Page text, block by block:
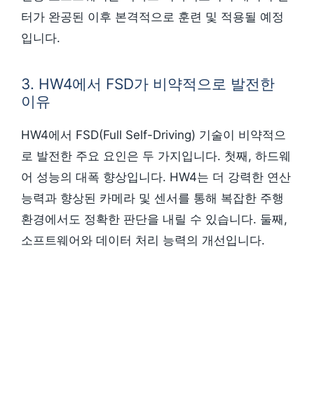
터가 완공된 이후 본격적으로 훈련 및 적용될 예정
입니다.
3. HW4에서 FSD가 비약적으로 발전한
이유
HW4에서 FSD(Full Self-Driving) 기술이 비약적으
로 발전한 주요 요인은 두 가지입니다. 첫째, 하드웨
어 성능의 대폭 향상입니다. HW4는 더 강력한 연산
능력과 향상된 카메라 및 센서를 통해 복잡한 주행
환경에서도 정확한 판단을 내릴 수 있습니다. 둘째,
소프트웨어와 데이터 처리 능력의 개선입니다.